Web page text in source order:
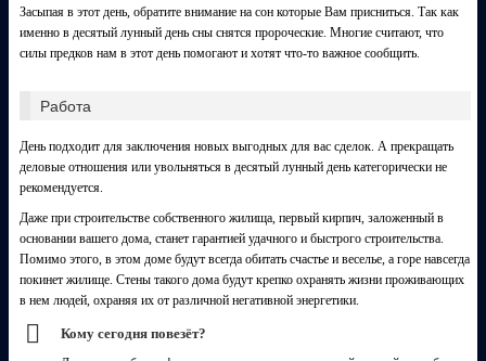
Засыпая в этот день, обратите внимание на сон которые Вам присниться. Так как
именно в десятый лунный день сны снятся пророческие. Многие считают, что
силы предков нам в этот день помогают и хотят что-то важное сообщить.
Работа
День подходит для заключения новых выгодных для вас сделок. А прекращать
деловые отношения или увольняться в десятый лунный день категорически не
рекомендуется.
Даже при строительстве собственного жилища, первый кирпич, заложенный в
основании вашего дома, станет гарантией удачного и быстрого строительства.
Помимо этого, в этом доме будут всегда обитать счастье и веселье, а горе навсегда
покинет жилище. Стены такого дома будут крепко охранять жизни проживающих
в нем людей, охраняя их от различной негативной энергетики.
Кому сегодня повезёт?